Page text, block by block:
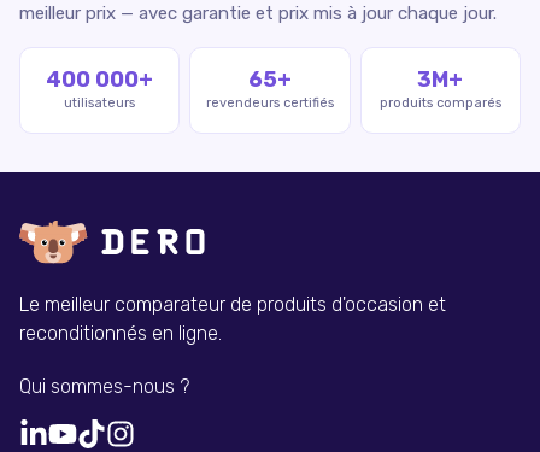
meilleur prix — avec garantie et prix mis à jour chaque jour.
400 000+
utilisateurs
65+
revendeurs certifiés
3M+
produits comparés
Le meilleur comparateur de produits d'occasion et
reconditionnés en ligne.
Qui sommes-nous ?